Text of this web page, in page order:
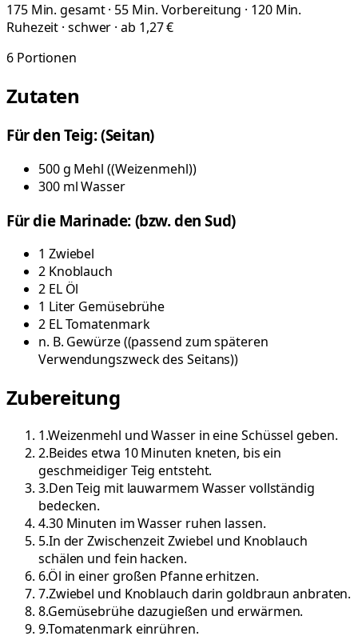
175 Min. gesamt · 55 Min. Vorbereitung · 120 Min.
Ruhezeit · schwer · ab 1,27 €
6 Portionen
Zutaten
Für den Teig: (Seitan)
500g Mehl ((Weizenmehl))
300 mlWasser
Für die Marinade: (bzw. den Sud)
1 Zwiebel
2 Knoblauch
2 EL Öl
1 Liter Gemüsebrühe
2 ELTomatenmark
n. B. Gewürze((passend zum späteren
Verwendungszweck des Seitans))
Zubereitung
1.Weizenmehl und Wasser in eine Schüssel geben.
2.Beides etwa 10 Minuten kneten, bis ein
geschmeidiger Teig entsteht.
3.Den Teig mit lauwarmem Wasser vollständig
bedecken.
4.30 Minuten im Wasser ruhen lassen.
5.In der Zwischenzeit Zwiebel und Knoblauch
schälen und fein hacken.
6.Öl in einer großen Pfanne erhitzen.
7.Zwiebel und Knoblauch darin goldbraun anbraten.
8.Gemüsebrühe dazugießen und erwärmen.
9.Tomatenmark einrühren.